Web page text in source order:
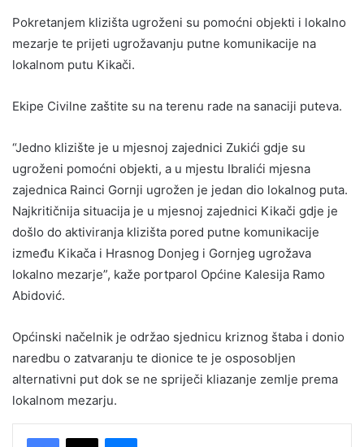
Pokretanjem klizišta ugroženi su pomoćni objekti i lokalno
mezarje te prijeti ugrožavanju putne komunikacije na
lokalnom putu Kikači.
Ekipe Civilne zaštite su na terenu rade na sanaciji puteva.
“Jedno klizište je u mjesnoj zajednici Zukići gdje su
ugroženi pomoćni objekti, a u mjestu Ibralići mjesna
zajednica Rainci Gornji ugrožen je jedan dio lokalnog puta.
Najkritičnija situacija je u mjesnoj zajednici Kikači gdje je
došlo do aktiviranja klizišta pored putne komunikacije
između Kikača i Hrasnog Donjeg i Gornjeg ugrožava
lokalno mezarje”, kaže portparol Općine Kalesija Ramo
Abidović.
Općinski načelnik je održao sjednicu kriznog štaba i donio
naredbu o zatvaranju te dionice te je osposobljen
alternativni put dok se ne spriječi kliazanje zemlje prema
lokalnom mezarju.